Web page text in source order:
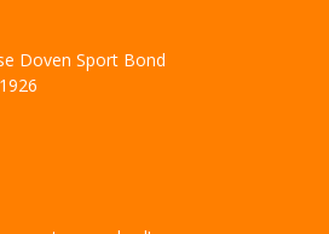
Doven Sport Bond